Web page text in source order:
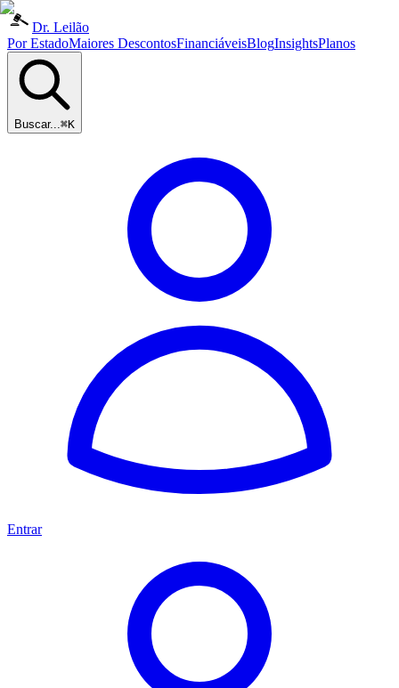
Dr. Leilão
Por EstadoMaiores DescontosFinanciáveisBlogInsightsPlanos
Buscar...⌘K
Entrar